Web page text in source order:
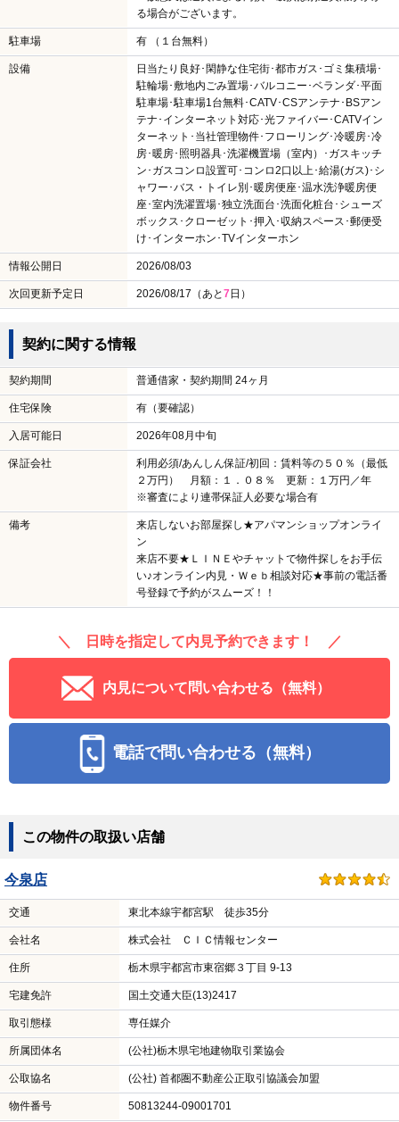
る場合がございます。
駐車場 有 （１台無料）
設備
日当たり良好･閑静な住宅街･都市ガス･ゴミ集積場･
駐輪場･敷地内ごみ置場･バルコニー･ベランダ･平面
駐車場･駐車場1台無料･CATV･CSアンテナ･BSアン
テナ･インターネット対応･光ファイバー･CATVイン
ターネット･当社管理物件･フローリング･冷暖房･冷
房･暖房･照明器具･洗濯機置場（室内）･ガスキッチ
ン･ガスコンロ設置可･コンロ2口以上･給湯(ガス)･シ
ャワー･バス・トイレ別･暖房便座･温水洗浄暖房便
座･室内洗濯置場･独立洗面台･洗面化粧台･シューズ
ボックス･クローゼット･押入･収納スペース･郵便受
け･インターホン･TVインターホン
情報公開日 2026/08/03
次回更新予定日 2026/08/17（あと7日）
契約に関する情報
契約期間 普通借家・契約期間 24ヶ月
住宅保険 有（要確認）
入居可能日 2026年08月中旬
保証会社
利用必須/あんしん保証/初回：賃料等の５０％（最低
２万円） 月額：１．０８％ 更新：１万円／年
※審査により連帯保証人必要な場合有
備考
来店しないお部屋探し★アパマンショップオンライ
ン
来店不要★ＬＩＮＥやチャットで物件探しをお手伝
い♪オンライン内見・Ｗｅｂ相談対応★事前の電話番
号登録で予約がスムーズ！！
＼ 日時を指定して内見予約できます！ ／
内見について問い合わせる（無料）
電話で問い合わせる（無料）
この物件の取扱い店舗
今泉店
交通 東北本線宇都宮駅 徒歩35分
会社名 株式会社 ＣＩＣ情報センター
住所 栃木県宇都宮市東宿郷３丁目 9-13
宅建免許 国土交通大臣(13)2417
取引態様 専任媒介
所属団体名 (公社)栃木県宅地建物取引業協会
公取協名 (公社) 首都圏不動産公正取引協議会加盟
物件番号 50813244-09001701